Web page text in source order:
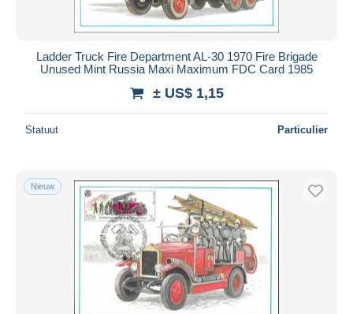
Ladder Truck Fire Department AL-30 1970 Fire Brigade
Unused Mint Russia Maxi Maximum FDC Card 1985
± US$ 1,15
Statuut Particulier
Nieuw